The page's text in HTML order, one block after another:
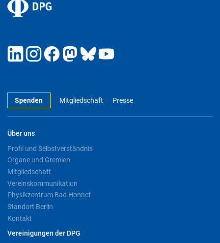
Spenden Mitgliedschaft Presse
Über uns
Profil und Selbstverständnis
Organe und Gremien
Mitgliedschaft
Vereinskommunikation
Physikzentrum Bad Honnef
Standort Berlin
Kontakt
Vereinigungen der DPG